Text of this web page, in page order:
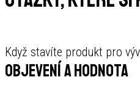
Když stavíte produkt pro
Objevení a hodnota